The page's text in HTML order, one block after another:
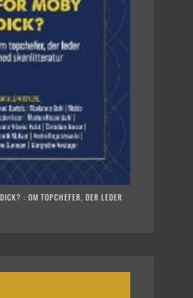
: OM TOPCHEFER, DER LEDER